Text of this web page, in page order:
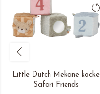
Little Dutch Mekane kocke
Safari Friends